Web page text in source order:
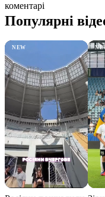
коментарі